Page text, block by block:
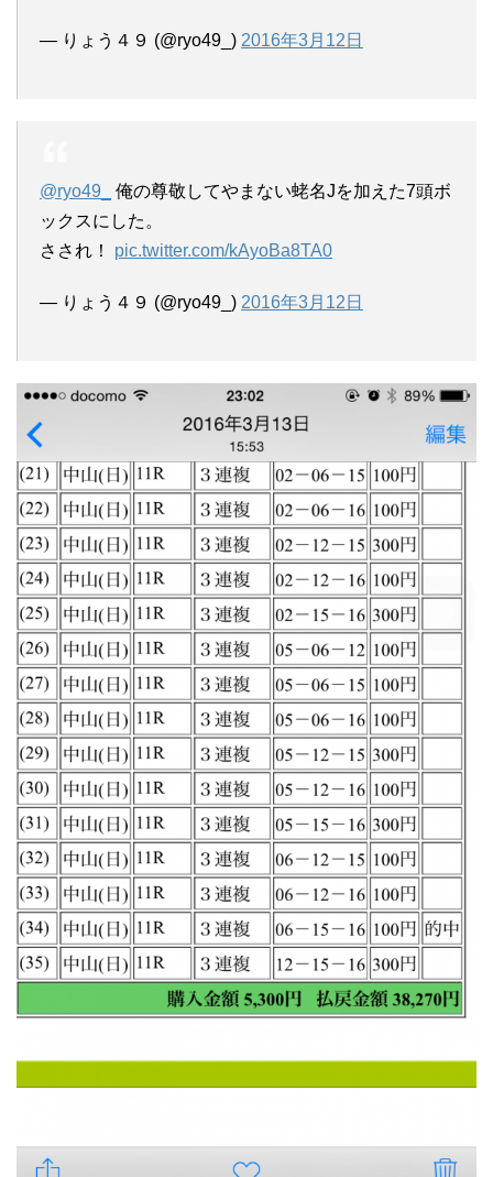
— りょう４９ (@ryo49_) 2016年3月12日
@ryo49_
俺の尊敬してやまない蛯名Jを加えた7頭ボ
ックスにした。
さされ！ pic.twitter.com/kAyoBa8TA0
— りょう４９ (@ryo49_) 2016年3月12日